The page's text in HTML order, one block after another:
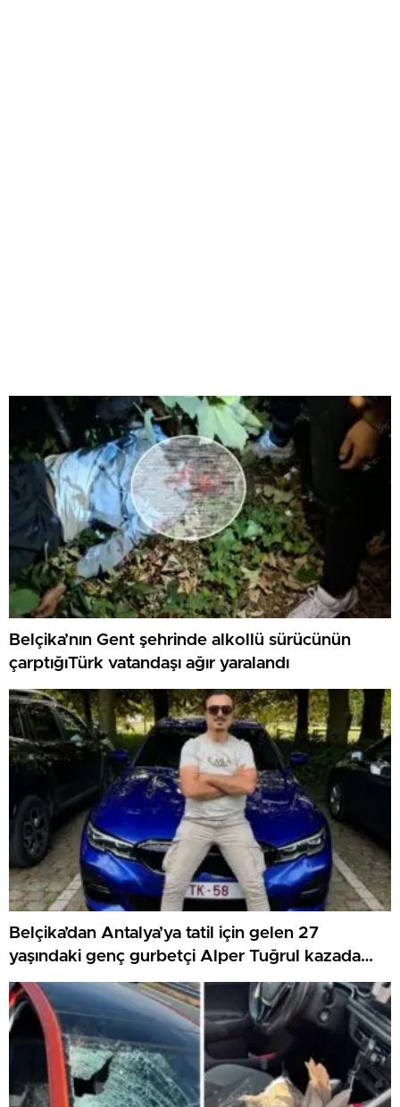
Belçika’nın Gent şehrinde alkollü sürücünün
çarptığıTürk vatandaşı ağır yaralandı
Belçika’dan Antalya’ya tatil için gelen 27
yaşındaki genç gurbetçi Alper Tuğrul kazada
hayatını kaybetti